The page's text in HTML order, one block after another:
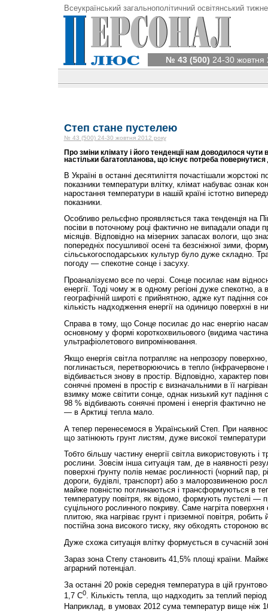
Всеукраїнський загальнополітичний освітянський
№ 43 (500) 24-30 жовтня
Степ стане пустелею
№ 43 (500) 24-30 жовтня 2012 року
Про зміни клімату і його тенденції нам доводилося
настільки багатопланова, що існує потреба повернутися
В Україні в останні десятиліття почастішали жорстокі
показники температури влітку, клімат набуває ознак
наростання температури в нашій країні істотно
показники.
Особливо рельєфно проявляється така тенденція на
посіви в поточному році фактично не випадали опади
місяців. Відповідно на мізерних запасах вологи, що
попередніх посушливої осені та безсніжної зими,
сільськогосподарських культур було дуже складно.
погоду — спекотне сонце і засуху.
Проаналізуємо все по черзі. Сонце посилає нам
енергії. Тоді чому ж в одному регіоні дуже спекотно, а
географічній широті є прийнятною, адже кут падіння
кількість надходження енергії на одиницю поверхні в
Справа в тому, що Сонце посилає до нас енергію
основному у формі короткохвильового (видима
ультрафіолетового випромінювання.
Якщо енергія світла потрапляє на непрозору
поглинається, перетворюючись в тепло (інфрачервоне
відбивається знову в простір. Відповідно, характер
сонячні промені в простір є визначальними в її
взимку може світити сонце, однак низький кут падіння
98 % відбивають сонячні промені і енергія фактично
— в Арктиці тепла мало.
А тепер перенесемося в Український Степ. При
що затінюють грунт листям, дуже високої температури
Тобто більшу частину енергії світла використовують і
рослини. Зовсім інша ситуація там, де в наявності
поверхні ґрунту полів немає рослинності (чорний пар,
дороги, будівлі, транспорт) або з малорозвиненою
майже повністю поглинаються і трансформуються в
температуру повітря, як відомо, формують пустелі —
суцільного рослинного покриву. Саме нагріта
плитою, яка нагріває грунт і приземної повітря,
постійна зона високого тиску, яку обходять стороною
Дуже схожа ситуація влітку формується в сучасній
Зараз зона Степу становить 41,5% площі країни.
аграрний потенціал.
За останні 20 років середня температура в цій
1,7 С0. Кількість тепла, що надходить за теплий період
Наприклад, в умовах 2012 сума температур вище ніж